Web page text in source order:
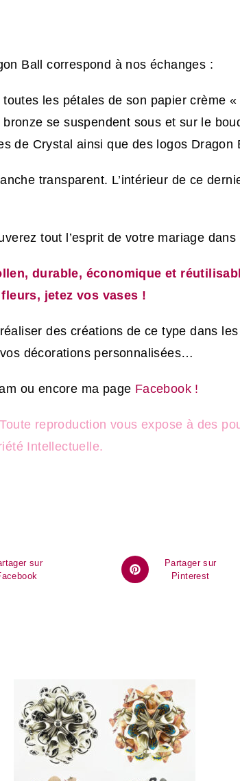
Ball correspond à nos échanges :
les pétales de son papier crème
se suspendent sous et sur le
de Crystal ainsi que des logos
transparent. L’intérieur de ce
tout l’esprit de votre mariage
durable, économique et
jetez vos vases !
des créations de ce type dans
décorations personnalisées…
ou encore ma page Facebook !
reproduction vous expose à des
Intellectuelle.
sur
Partager sur
Pinterest